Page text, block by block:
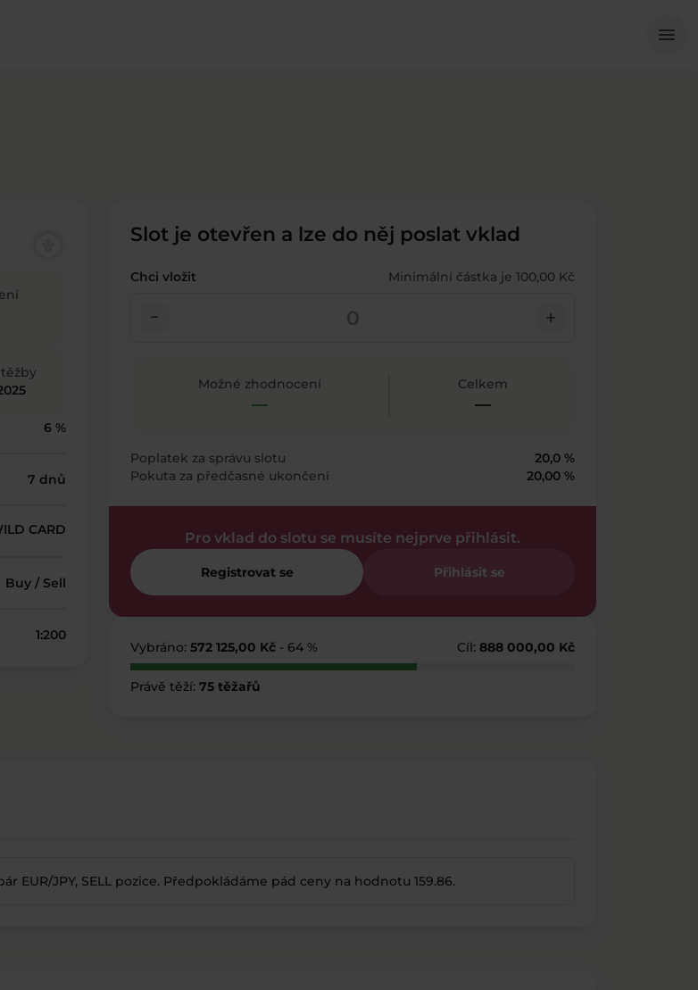
menu
6 %
7 dnů
CARD
Buy / Sell
1:200
Slot je otevřen a lze do něj poslat vklad
Chci vložit Minimální částka je 100,00 Kč
check_indeterminate_small add
Možné zhodnocení
—
Celkem
—
Poplatek za správu slotu
20,0 %
Pokuta za předčasné ukončení
20,00 %
Pro vklad do slotu se musíte nejprve přihlásit.
Registrovat se Přihlásit se
Vybráno: 572 125,00 Kč - 64 % Cíl: 888 000,00 Kč
Právě těží: 75 těžařů
EUR/JPY, SELL pozice. Předpokládáme pád ceny na hodnotu 159.86.